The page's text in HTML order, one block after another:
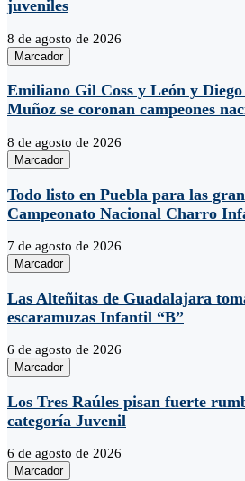
juveniles
8 de agosto de 2026
Marcador
Emiliano Gil Coss y León y
Muñoz se coronan campeones
8 de agosto de 2026
Marcador
Todo listo en Puebla para las
Campeonato Nacional Charro
7 de agosto de 2026
Marcador
Las Alteñitas de Guadalajara
escaramuzas Infantil “B”
6 de agosto de 2026
Marcador
Los Tres Raúles pisan fuerte
categoría Juvenil
6 de agosto de 2026
Marcador